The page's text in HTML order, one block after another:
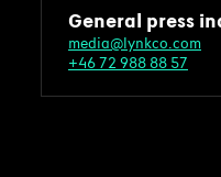
General press
media@lynkco.com
+46 72 988 88 57